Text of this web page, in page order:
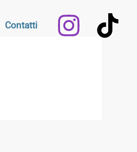
Contatti